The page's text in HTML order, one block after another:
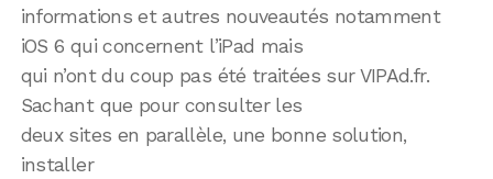
informations et autres nouveautés notamment
iOS 6 qui concernent l’iPad mais
qui n’ont du coup pas été traitées sur VIPAd.fr.
Sachant que pour consulter les
deux sites en parallèle, une bonne solution,
installer